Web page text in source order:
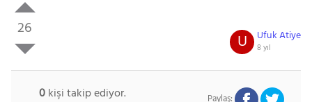
26 Ufuk Atiye
8 yıl
U
0kişi takip ediyor. Paylaş: